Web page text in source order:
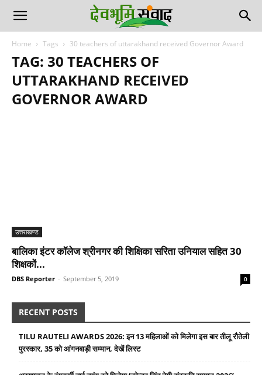
Home Tags 30 teachers of uttarakhand received Governor Award
TAG: 30 TEACHERS OF
UTTARAKHAND RECEIVED
GOVERNOR AWARD
उत्तराखण्ड
बालिका इंटर कॉलेज श्रीनगर की शिक्षिका सरिता उनियाल सहित 30
शिक्षकों...
DBS Reporter - September 5, 2019 0
RECENT POSTS
TILU RAUTELI AWARDS 2026: इन 13 महिलाओं को मिलेगा इस बार तीलू रौतेली
पुरस्कार, 35 को आंगनबाड़ी सम्मान, देखें लिस्ट